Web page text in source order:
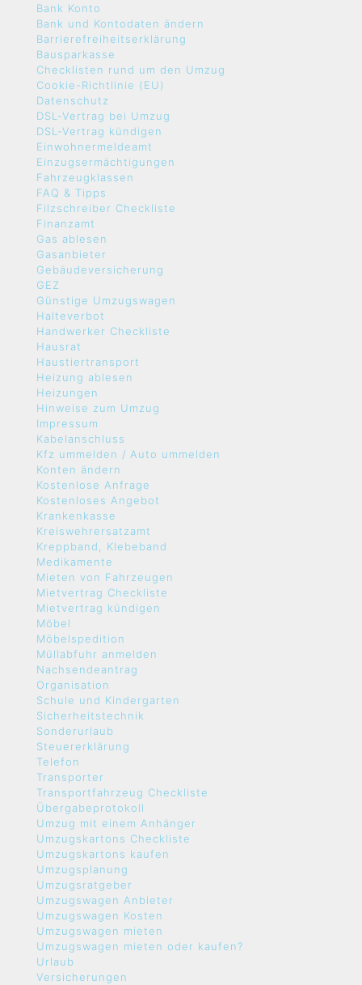
Bank Konto
Bank und Kontodaten ändern
Barrierefreiheitserklärung
Bausparkasse
Checklisten rund um den Umzug
Cookie-Richtlinie (EU)
Datenschutz
DSL-Vertrag bei Umzug
DSL-Vertrag kündigen
Einwohnermeldeamt
Einzugsermächtigungen
Fahrzeugklassen
FAQ & Tipps
Filzschreiber Checkliste
Finanzamt
Gas ablesen
Gasanbieter
Gebäudeversicherung
GEZ
Günstige Umzugswagen
Halteverbot
Handwerker Checkliste
Hausrat
Haustiertransport
Heizung ablesen
Heizungen
Hinweise zum Umzug
Impressum
Kabelanschluss
Kfz ummelden / Auto ummelden
Konten ändern
Kostenlose Anfrage
Kostenloses Angebot
Krankenkasse
Kreiswehrersatzamt
Kreppband, Klebeband
Medikamente
Mieten von Fahrzeugen
Mietvertrag Checkliste
Mietvertrag kündigen
Möbel
Möbelspedition
Müllabfuhr anmelden
Nachsendeantrag
Organisation
Schule und Kindergarten
Sicherheitstechnik
Sonderurlaub
Steuererklärung
Telefon
Transporter
Transportfahrzeug Checkliste
Übergabeprotokoll
Umzug mit einem Anhänger
Umzugskartons Checkliste
Umzugskartons kaufen
Umzugsplanung
Umzugsratgeber
Umzugswagen Anbieter
Umzugswagen Kosten
Umzugswagen mieten
Umzugswagen mieten oder kaufen?
Urlaub
Versicherungen